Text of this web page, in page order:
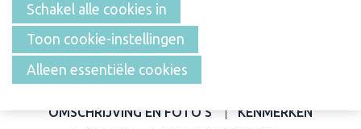
OVERZICHT
OMSCHRIJVING EN FOTO'S
KENMERKEN
Schakel alle cookies in
Toon cookie-instellingen
Alleen essentiële cookies